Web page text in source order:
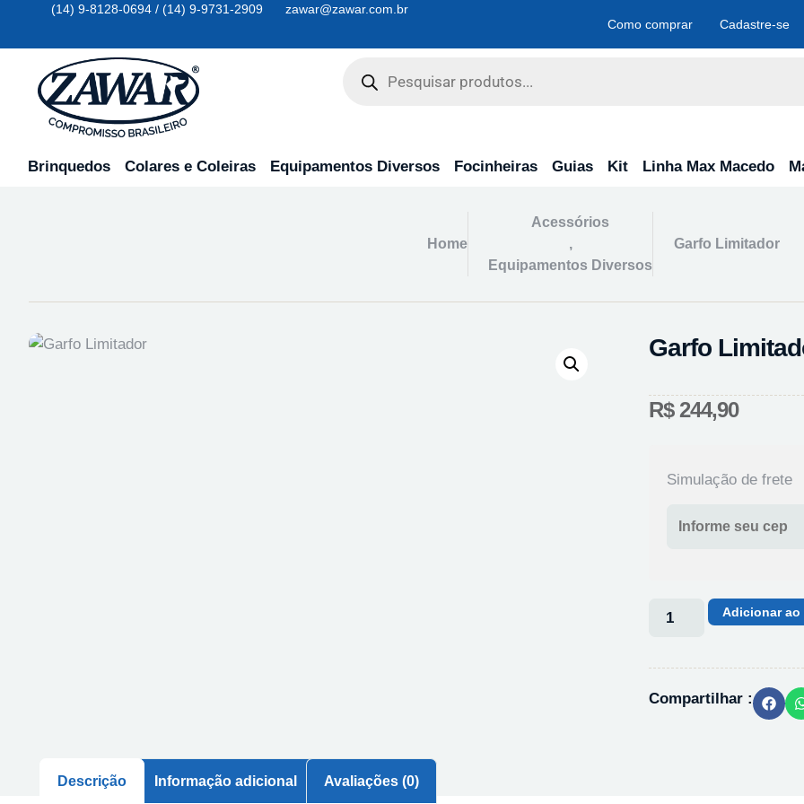
(14) 9-8128-0694 / (14) 9-9731-2909
zawar@zawar.com.br
Como comprar
Cadastre-se
Brinquedos Colares e Coleiras Equipamentos Diversos Focinheiras Guias Kit Linha Max Macedo
Home
Acessórios
,
Equipamentos Diversos
Garfo Limitador
Garfo
R$244,90
Simulação de frete
Adicionar ao
Compartilhar :
Descrição Informação adicional Avaliações (0)